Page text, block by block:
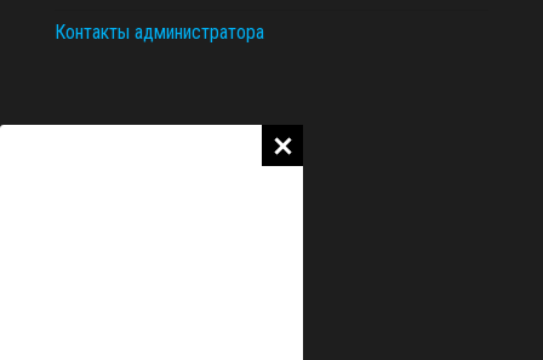
Контакты администратора